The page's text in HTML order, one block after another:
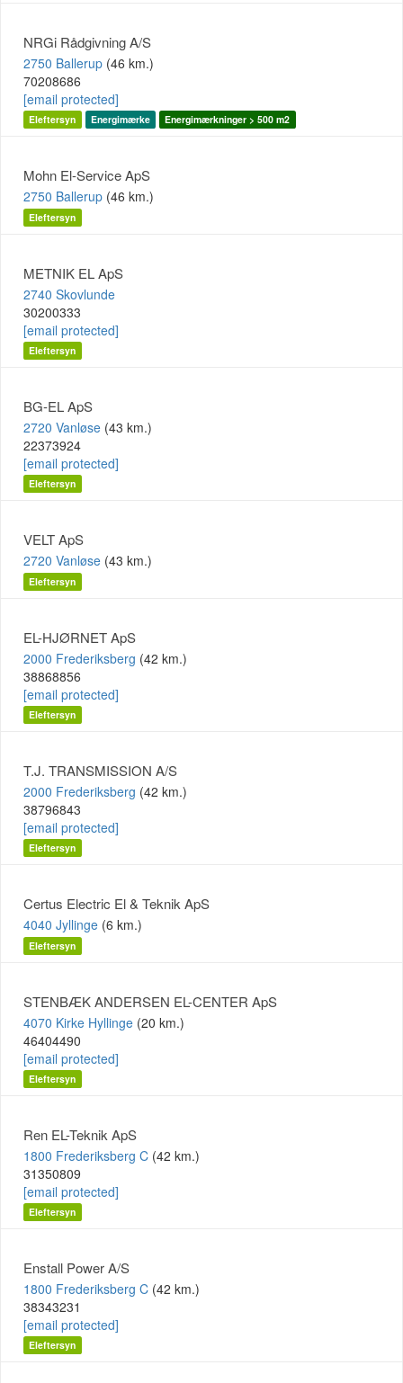
NRGi Rådgivning A/S
2750 Ballerup (46 km.)
70208686
[email protected]
Eleftersyn Energimærke Energimærkninger > 500 m2
Mohn El-Service ApS
2750 Ballerup (46 km.)
Eleftersyn
METNIK EL ApS
2740 Skovlunde
30200333
[email protected]
Eleftersyn
BG-EL ApS
2720 Vanløse (43 km.)
22373924
[email protected]
Eleftersyn
VELT ApS
2720 Vanløse (43 km.)
Eleftersyn
EL-HJØRNET ApS
2000 Frederiksberg (42 km.)
38868856
[email protected]
Eleftersyn
T.J. TRANSMISSION A/S
2000 Frederiksberg (42 km.)
38796843
[email protected]
Eleftersyn
Certus Electric El & Teknik ApS
4040 Jyllinge (6 km.)
Eleftersyn
STENBÆK ANDERSEN EL-CENTER ApS
4070 Kirke Hyllinge (20 km.)
46404490
[email protected]
Eleftersyn
Ren EL-Teknik ApS
1800 Frederiksberg C (42 km.)
31350809
[email protected]
Eleftersyn
Enstall Power A/S
1800 Frederiksberg C (42 km.)
38343231
[email protected]
Eleftersyn